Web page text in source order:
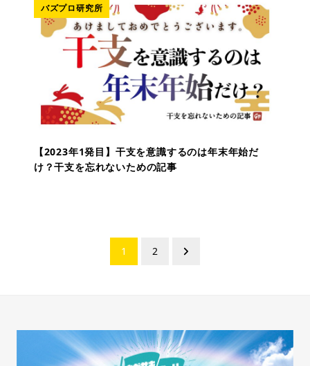
バズプロ研究所
【2023年1発目】干支を意識するのは年末年始だ
け？干支を忘れないための記事
ビ
1 2